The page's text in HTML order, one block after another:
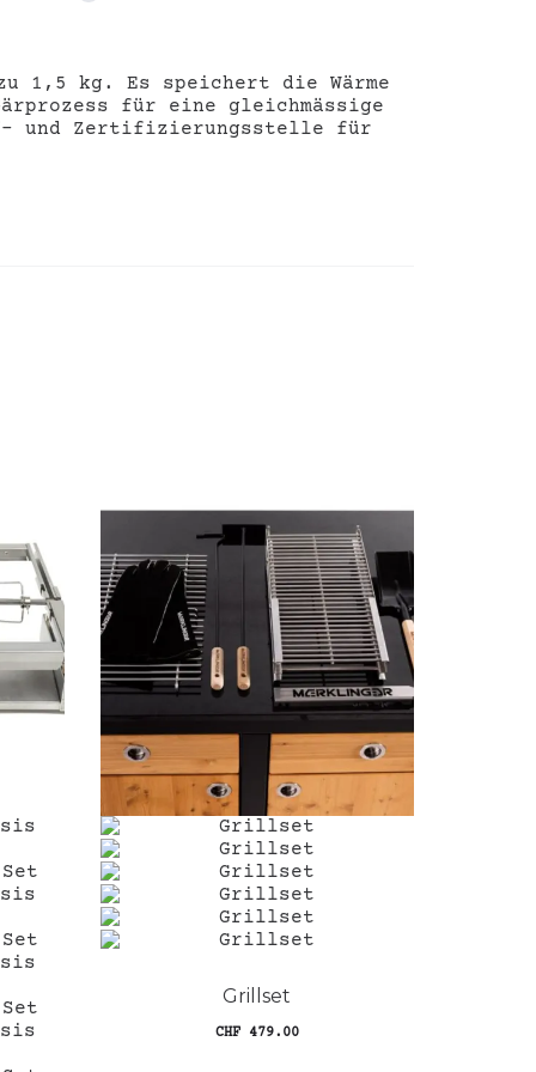
1,5 kg. Es speichert die Wärme
für eine gleichmässige
und Zertifizierungsstelle für
Grillset
CHF479.00